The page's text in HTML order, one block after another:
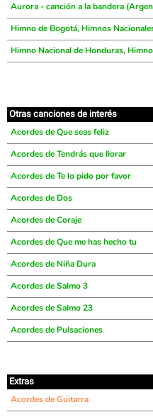
Aurora - canción a la bandera
Himno de Bogotá, Himnos
Himno Nacional de Honduras,
Otras canciones de interés
Acordes de Que seas feliz
Acordes de Tendrás que llorar
Acordes de Te lo pido por favor
Acordes de Dos
Acordes de Coraje
Acordes de Que me has hecho tu
Acordes de Niña Dura
Acordes de Salmo 3
Acordes de Salmo 23
Acordes de Pulsaciones
Extras
Acordes de Guitarra